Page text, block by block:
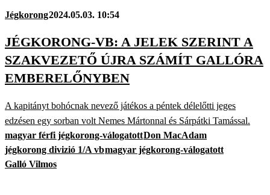
Jégkorong2024.05.03. 10:54
JÉGKORONG-VB: A JELEK SZERINT A
SZAKVEZETŐ ÚJRA SZÁMÍT GALLÓRA
EMBERELŐNYBEN
A kapitányt bohócnak nevező játékos a péntek délelőtti jeges
edzésen egy sorban volt Nemes Mártonnal és Sárpátki Tamással.
magyar férfi jégkorong-válogatottDon MacAdam
jégkorong divizió 1/A vbmagyar jégkorong-válogatott
Galló Vilmos